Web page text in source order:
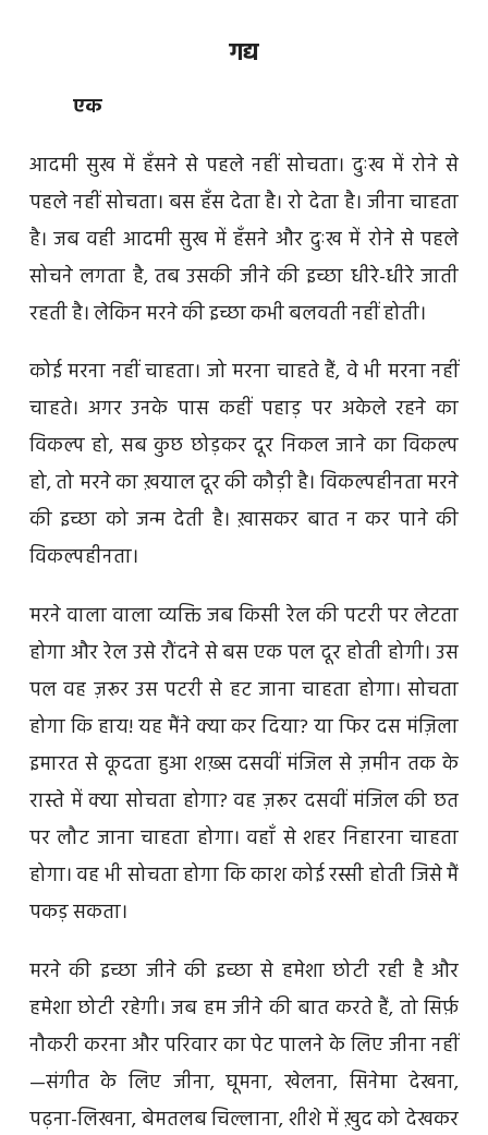
गद्य
एक
आदमी सुख में हँसने से पहले नहीं सोचता। दुःख में रोने से
पहले नहीं सोचता। बस हँस देता है। रो देता है। जीना चाहता
है। जब वही आदमी सुख में हँसने और दुःख में रोने से पहले
सोचने लगता है, तब उसकी जीने की इच्छा धीरे-धीरे जाती
रहती है। लेकिन मरने की इच्छा कभी बलवती नहीं होती।
कोई मरना नहीं चाहता। जो मरना चाहते हैं, वे भी मरना नहीं
चाहते। अगर उनके पास कहीं पहाड़ पर अकेले रहने का
विकल्प हो, सब कुछ छोड़कर दूर निकल जाने का विकल्प
हो, तो मरने का ख़याल दूर की कौड़ी है। विकल्पहीनता मरने
की इच्छा को जन्म देती है। ख़ासकर बात न कर पाने की
विकल्पहीनता।
मरने वाला वाला व्यक्ति जब किसी रेल की पटरी पर लेटता
होगा और रेल उसे रौंदने से बस एक पल दूर होती होगी। उस
पल वह ज़रूर उस पटरी से हट जाना चाहता होगा। सोचता
होगा कि हाय! यह मैंने क्या कर दिया? या फिर दस मंज़िला
इमारत से कूदता हुआ शख़्स दसवीं मंजिल से ज़मीन तक के
रास्ते में क्या सोचता होगा? वह ज़रूर दसवीं मंजिल की छत
पर लौट जाना चाहता होगा। वहाँ से शहर निहारना चाहता
होगा। वह भी सोचता होगा कि काश कोई रस्सी होती जिसे मैं
पकड़ सकता।
मरने की इच्छा जीने की इच्छा से हमेशा छोटी रही है और
हमेशा छोटी रहेगी। जब हम जीने की बात करते हैं, तो सिर्फ़
नौकरी करना और परिवार का पेट पालने के लिए जीना नहीं
—संगीत के लिए जीना, घूमना, खेलना, सिनेमा देखना,
पढ़ना-लिखना, बेमतलब चिल्लाना, शीशे में ख़ुद को देखकर